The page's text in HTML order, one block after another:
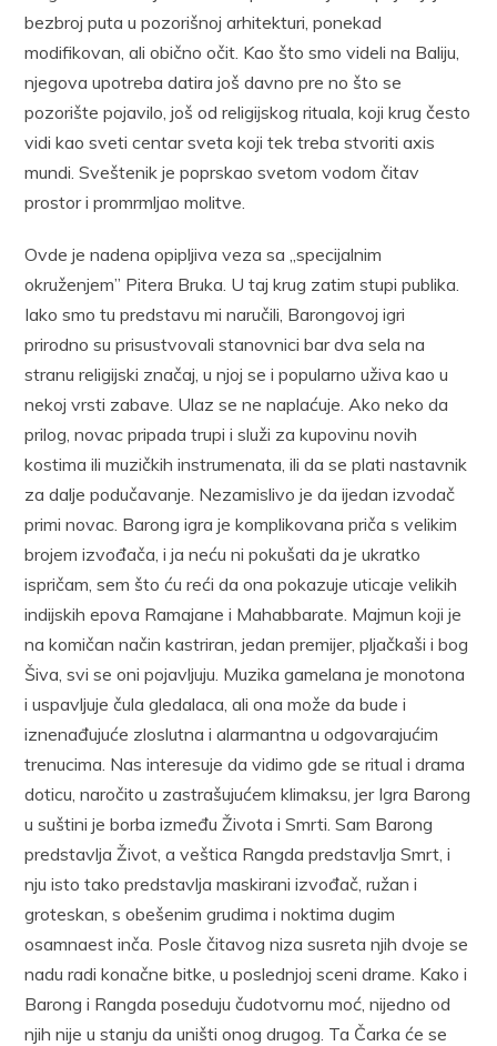
bezbroj puta u pozorišnoj arhitekturi, ponekad
modifikovan, ali obično očit. Kao što smo videli na Baliju,
njegova upotreba datira još davno pre no što se
pozorište pojavilo, još od religijskog rituala, koji krug često
vidi kao sveti centar sveta koji tek treba stvoriti axis
mundi. Sveštenik je poprskao svetom vodom čitav
prostor i promrmljao molitve.
Ovde je nadena opipljiva veza sa „specijalnim
okruženjem” Pitera Bruka. U taj krug zatim stupi publika.
Iako smo tu predstavu mi naručili, Barongovoj igri
prirodno su prisustvovali stanovnici bar dva sela na
stranu religijski značaj, u njoj se i popularno uživa kao u
nekoj vrsti zabave. Ulaz se ne naplaćuje. Ako neko da
prilog, novac pripada trupi i služi za kupovinu novih
kostima ili muzičkih instrumenata, ili da se plati nastavnik
za dalje podučavanje. Nezamislivo je da ijedan izvodač
primi novac. Barong igra je komplikovana priča s velikim
brojem izvođača, i ja neću ni pokušati da je ukratko
ispričam, sem što ću reći da ona pokazuje uticaje velikih
indijskih epova Ramajane i Mahabbarate. Majmun koji je
na komičan način kastriran, jedan premijer, pljačkaši i bog
Šiva, svi se oni pojavljuju. Muzika gamelana je monotona
i uspavljuje čula gledalaca, ali ona može da bude i
iznenađujuće zloslutna i alarmantna u odgovarajućim
trenucima. Nas interesuje da vidimo gde se ritual i drama
doticu, naročito u zastrašujućem klimaksu, jer Igra Barong
u suštini je borba između Života i Smrti. Sam Barong
predstavlja Život, a veštica Rangda predstavlja Smrt, i
nju isto tako predstavlja maskirani izvođač, ružan i
groteskan, s obešenim grudima i noktima dugim
osamnaest inča. Posle čitavog niza susreta njih dvoje se
nadu radi konačne bitke, u poslednjoj sceni drame. Kako i
Barong i Rangda poseduju čudotvornu moć, nijedno od
njih nije u stanju da uništi onog drugog. Ta Čarka će se